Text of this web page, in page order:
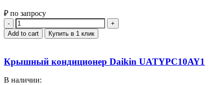
₽ по запросу
Quantity
Add to cart Купить в 1 клик
Крышный кондиционер Daikin UATYPC10AY1
В наличии: